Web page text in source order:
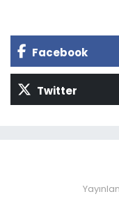
Facebook
Twitter